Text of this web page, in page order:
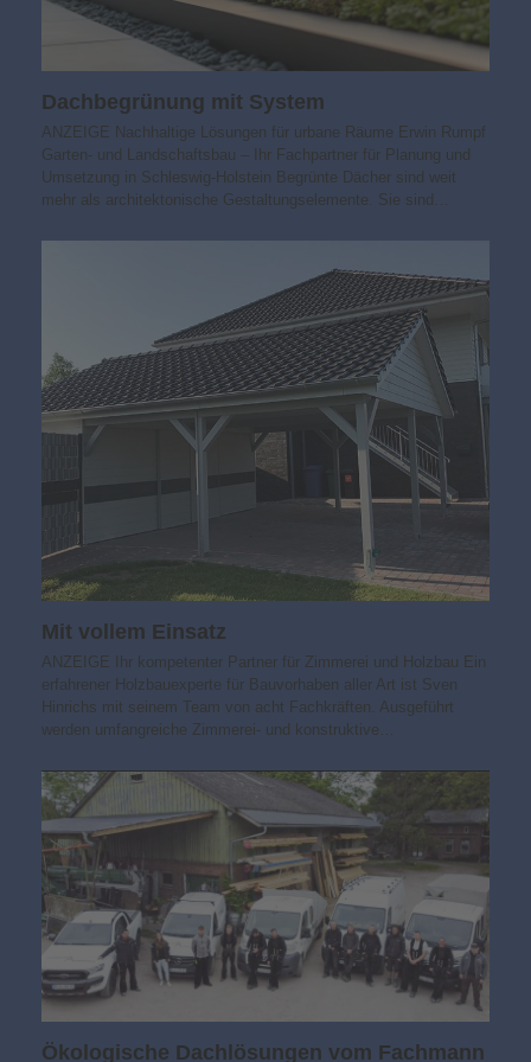
Dachbegrünung mit System
ANZEIGE Nachhaltige Lösungen für urbane Räume Erwin Rumpf
Garten- und Landschaftsbau – Ihr Fachpartner für Planung und
Umsetzung in Schleswig-Holstein Begrünte Dächer sind weit
mehr als architektonische Gestaltungselemente. Sie sind…
Mit vollem Einsatz
ANZEIGE Ihr kompetenter Partner für Zimmerei und Holzbau Ein
erfahrener Holzbauexperte für Bauvorhaben aller Art ist Sven
Hinrichs mit seinem Team von acht Fachkräften. Ausgeführt
werden umfangreiche Zimmerei- und konstruktive…
Ökologische Dachlösungen vom Fachmann